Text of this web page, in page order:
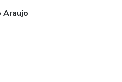
Araujo